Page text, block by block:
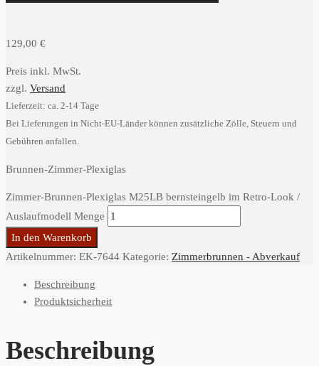
129,00 €
Preis inkl. MwSt.
zzgl. Versand
Lieferzeit: ca. 2-14 Tage
Bei Lieferungen in Nicht-EU-Länder können zusätzliche Zölle, Steuern und
Gebühren anfallen.
Brunnen-Zimmer-Plexiglas
Zimmer-Brunnen-Plexiglas M25LB bernsteingelb im Retro-Look /
Auslaufmodell Menge
In den Warenkorb
Artikelnummer: EK-7644 Kategorie: Zimmerbrunnen - Abverkauf
Beschreibung
Produktsicherheit
Beschreibung